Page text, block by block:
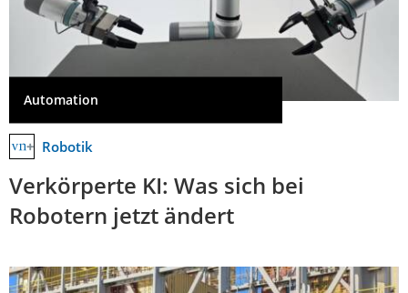
Automation
Robotik
Verkörperte KI: Was sich bei
Robotern jetzt ändert